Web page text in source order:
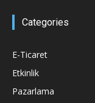
Categories
E-Ticaret
Etkinlik
Pazarlama